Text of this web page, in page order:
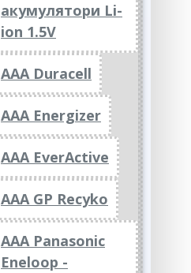
акумулятори Li-
ion 1.5V
AAA Duracell
AAA Energizer
AAA EverActive
AAA GP Recyko
AAA Panasonic
Eneloop -